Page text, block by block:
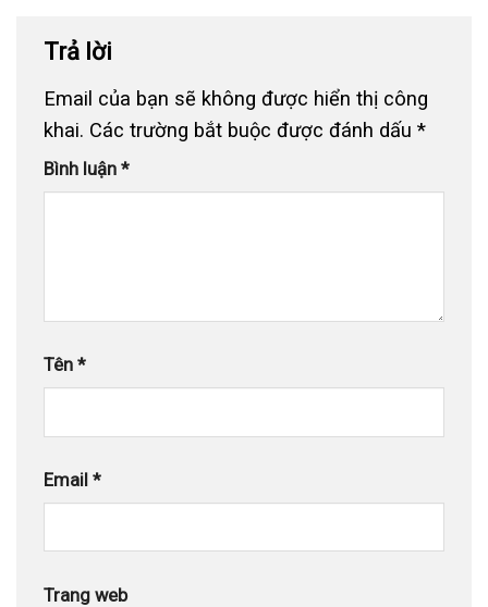
Trả lời
Email của bạn sẽ không được hiển thị công
khai. Các trường bắt buộc được đánh dấu *
Bình luận *
Tên *
Email *
Trang web